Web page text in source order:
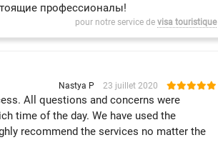
профессионалы!
pour notre service devisa touristique
Nastya P 23 juillet 2020
All questions and concerns were
time of the day. We have used the
recommend the services no matter the